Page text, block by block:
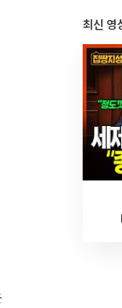
최신 영